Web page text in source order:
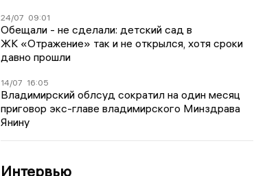
24/07 09:01
Обещали - не сделали: детский сад в
ЖК «Отражение» так и не открылся, хотя сроки
давно прошли
14/07 16:05
Владимирский облсуд сократил на один месяц
приговор экс-главе владимирского Минздрава
Янину
Интервью